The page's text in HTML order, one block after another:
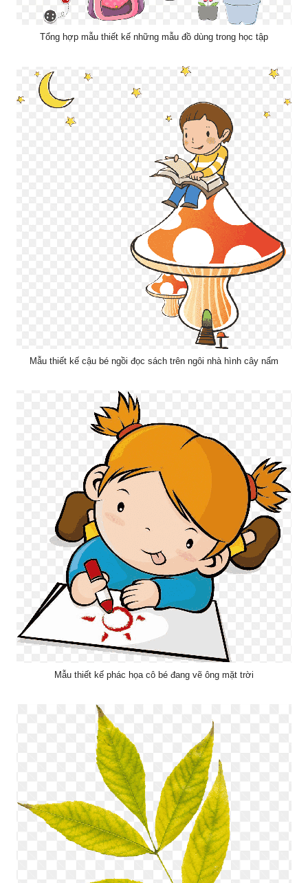
Tổng hợp mẫu thiết kế những mẫu đồ dùng trong học tập
Mẫu thiết kế cậu bé ngồi đọc sách trên ngôi nhà hình cây nấm
Mẫu thiết kế phác họa cô bé đang vẽ ông mặt trời